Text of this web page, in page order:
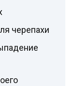
черепахи